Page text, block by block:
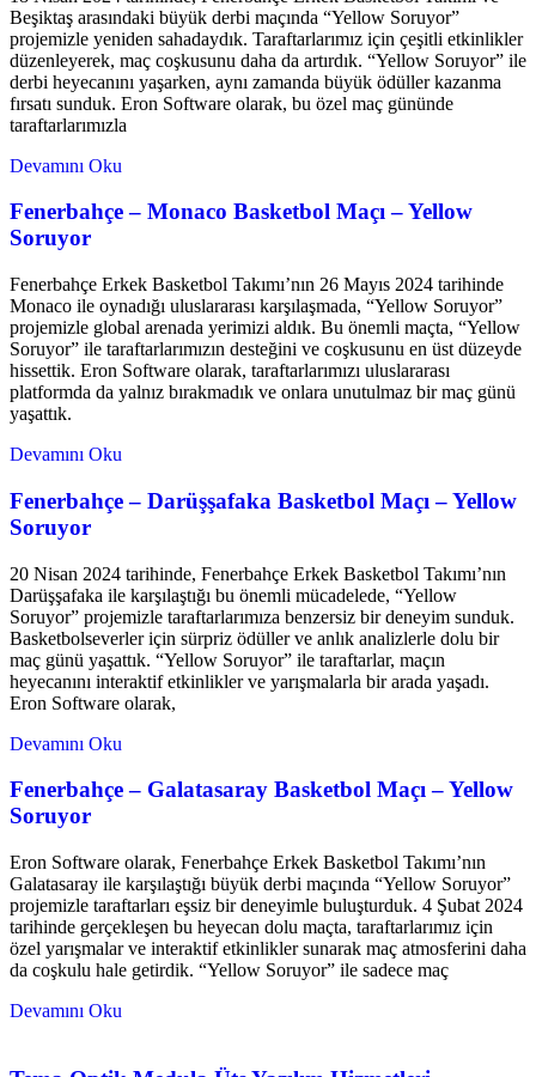
Beşiktaş arasındaki büyük derbi maçında “Yellow Soruyor”
projemizle yeniden sahadaydık. Taraftarlarımız için çeşitli etkinlikler
düzenleyerek, maç coşkusunu daha da artırdık. “Yellow Soruyor” ile
derbi heyecanını yaşarken, aynı zamanda büyük ödüller kazanma
fırsatı sunduk. Eron Software olarak, bu özel maç gününde
taraftarlarımızla
Devamını Oku
Fenerbahçe – Monaco Basketbol Maçı – Yellow
Soruyor
Fenerbahçe Erkek Basketbol Takımı’nın 26 Mayıs 2024 tarihinde
Monaco ile oynadığı uluslararası karşılaşmada, “Yellow Soruyor”
projemizle global arenada yerimizi aldık. Bu önemli maçta, “Yellow
Soruyor” ile taraftarlarımızın desteğini ve coşkusunu en üst düzeyde
hissettik. Eron Software olarak, taraftarlarımızı uluslararası
platformda da yalnız bırakmadık ve onlara unutulmaz bir maç günü
yaşattık.
Devamını Oku
Fenerbahçe – Darüşşafaka Basketbol Maçı – Yellow
Soruyor
20 Nisan 2024 tarihinde, Fenerbahçe Erkek Basketbol Takımı’nın
Darüşşafaka ile karşılaştığı bu önemli mücadelede, “Yellow
Soruyor” projemizle taraftarlarımıza benzersiz bir deneyim sunduk.
Basketbolseverler için sürpriz ödüller ve anlık analizlerle dolu bir
maç günü yaşattık. “Yellow Soruyor” ile taraftarlar, maçın
heyecanını interaktif etkinlikler ve yarışmalarla bir arada yaşadı.
Eron Software olarak,
Devamını Oku
Fenerbahçe – Galatasaray Basketbol Maçı – Yellow
Soruyor
Eron Software olarak, Fenerbahçe Erkek Basketbol Takımı’nın
Galatasaray ile karşılaştığı büyük derbi maçında “Yellow Soruyor”
projemizle taraftarları eşsiz bir deneyimle buluşturduk. 4 Şubat 2024
tarihinde gerçekleşen bu heyecan dolu maçta, taraftarlarımız için
özel yarışmalar ve interaktif etkinlikler sunarak maç atmosferini daha
da coşkulu hale getirdik. “Yellow Soruyor” ile sadece maç
Devamını Oku